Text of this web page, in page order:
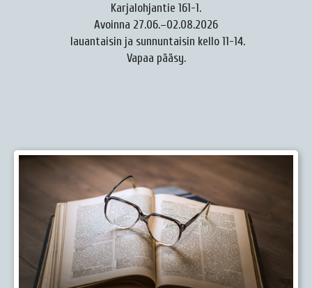
Karjalohjantie 161-1.
Avoinna 27.06.–02.08.2026
lauantaisin ja sunnuntaisin kello 11-14.
Vapaa pääsy.